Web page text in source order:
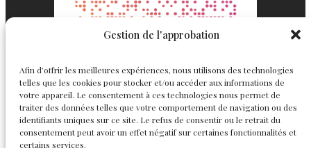
Gestion de l'approbation
Afin d’offrir les meilleures expériences, nous utilisons des technologies
telles que les cookies pour stocker et/ou accéder aux informations de
votre appareil. Le consentement à ces technologies nous permet de
traiter des données telles que votre comportement de navigation ou des
identifiants uniques sur ce site. Le refus de consentir ou le retrait du
consentement peut avoir un effet négatif sur certaines fonctionnalités et
certains services.